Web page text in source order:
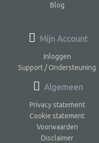
Blog
Mijn Account
Inloggen
Support / Ondersteuning
Algemeen
Privacy statement
Cookie statement
Voorwaarden
Disclaimer